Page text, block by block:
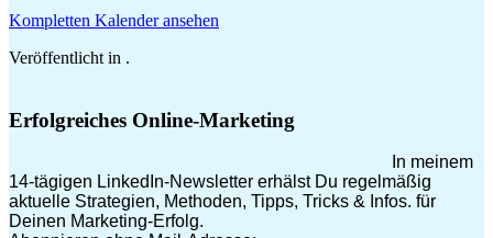
Kompletten Kalender ansehen
Veröffentlicht in .
Erfolgreiches Online-Marketing
In meinem
14-tägigen LinkedIn-Newsletter erhälst Du regelmäßig
aktuelle Strategien, Methoden, Tipps, Tricks & Infos. für
Deinen Marketing-Erfolg.